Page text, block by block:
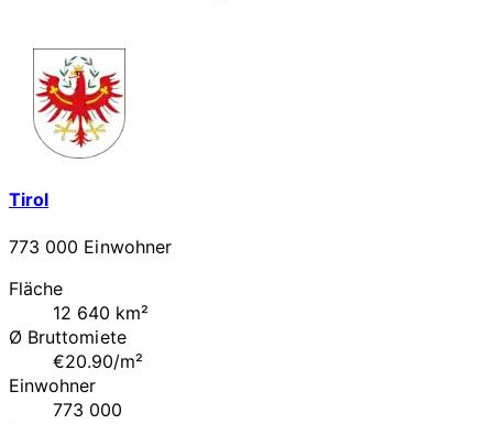
Tirol
773 000 Einwohner
Fläche
12 640 km²
Ø Bruttomiete
€20.90/m²
Einwohner
773 000